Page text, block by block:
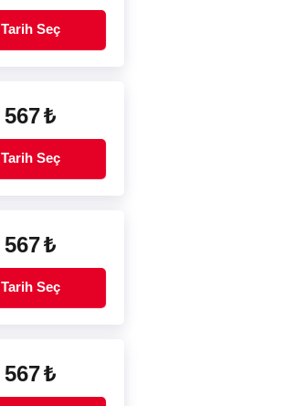
Tarih Seç
567₺
Tarih Seç
567₺
Tarih Seç
567₺